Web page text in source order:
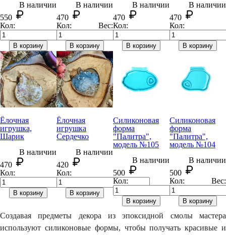
В наличии
550
Кол:
Вес:
В корзину
В наличии
470
Кол:
В корзину
В наличии
470
Кол:
В корзину
В наличии
470
Кол:
В корзину
Ёлочная
игрушка,
Шарик
В наличии
470
Кол:
В корзину
Ёлочная
игрушка
Сердечко
В наличии
420
Кол:
В корзину
Силиконовая
форма
"Палитра",
модель №105
В наличии
500
Кол:
Вес:
В корзину
Силиконовая
форма
"Палитра",
модель №104
В наличии
500
Кол:
В корзину
Создавая предметы декора из эпоксидной смолы мастера
используют силиконовые формы, чтобы получать красивые и